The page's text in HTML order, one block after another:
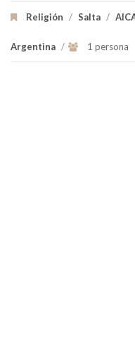
Religión / Salta /
Argentina / 1 persona